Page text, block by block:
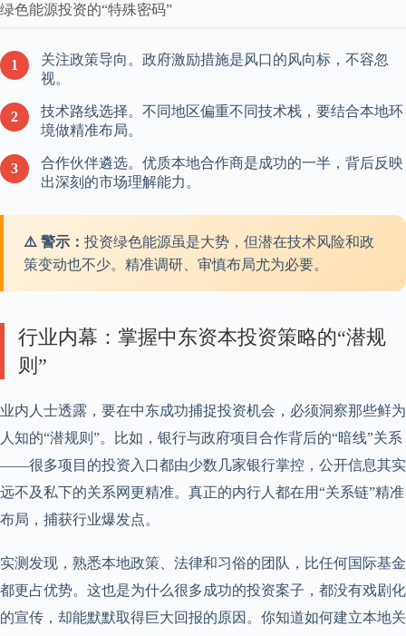
绿色能源投资的“特殊密码”
1
关注政策导向。政府激励措施是风口的风向标，不容忽
视。
2
技术路线选择。不同地区偏重不同技术栈，要结合本地环
境做精准布局。
3
合作伙伴遴选。优质本地合作商是成功的一半，背后反映
出深刻的市场理解能力。
⚠️ 警示： 投资绿色能源虽是大势，但潜在技术风险和政
策变动也不少。精准调研、审慎布局尤为必要。
行业内幕：掌握中东资本投资策略的“潜规
则”
业内人士透露，要在中东成功捕捉投资机会，必须洞察那些鲜为
人知的“潜规则”。比如，银行与政府项目合作背后的“暗线”关系
——很多项目的投资入口都由少数几家银行掌控，公开信息其实
远不及私下的关系网更精准。真正的内行人都在用“关系链”精准
布局，捕获行业爆发点。
实测发现，熟悉本地政策、法律和习俗的团队，比任何国际基金
都更占优势。这也是为什么很多成功的投资案子，都没有戏剧化
的宣传，却能默默取得巨大回报的原因。你知道如何建立本地关